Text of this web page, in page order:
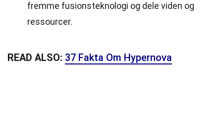
fremme fusionsteknologi og dele viden og
ressourcer.
READ ALSO: 37 Fakta Om Hypernova